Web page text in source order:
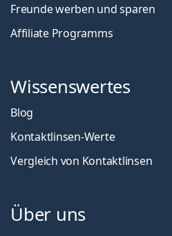
Freunde werben und sparen
Affiliate Programms
Wissenswertes
Blog
Kontaktlinsen-Werte
Vergleich von Kontaktlinsen
Über uns